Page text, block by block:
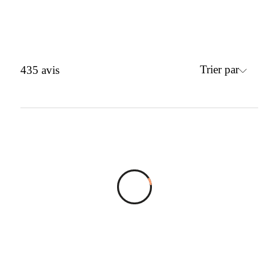
435 avis Trier par